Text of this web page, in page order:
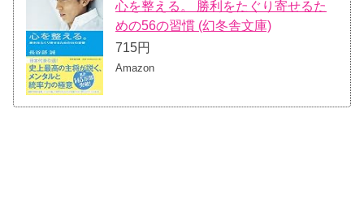
心を整える。 勝利をたぐり寄せるた
めの56の習慣 (幻冬舎文庫)
715円
Amazon